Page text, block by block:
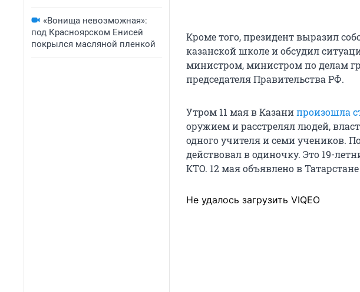
«Вонища невозможная»:
под Красноярском Енисей
покрылся масляной пленкой
Кроме того, президент выразил
казанской школе и обсудил
министром, министром по делам
председателя Правительства РФ.
Утром 11 мая в Казанипроизошла
оружием и расстрелял людей,
одного учителя и семи учеников.
действовал в одиночку. Это 19-
КТО. 12 мая объявлено в
Не удалось загрузить VIQEO